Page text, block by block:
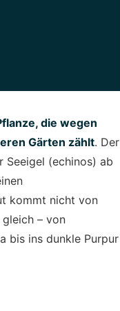
die wegen
Gärten zählt. Der
Seeigel (echinos) ab
kommt nicht von
– von
bis ins dunkle Purpur